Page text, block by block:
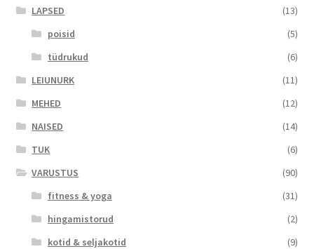
LAPSED
(13)
poisid
(5)
tüdrukud
(6)
LEIUNURK
(11)
MEHED
(12)
NAISED
(14)
TUK
(6)
VARUSTUS
(90)
fitness & yoga
(31)
hingamistorud
(2)
kotid & seljakotid
(9)